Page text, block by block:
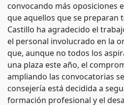
convocando más oposiciones
que aquellos que se preparan
Castillo ha agradecido el
el personal involucrado en la
que, aunque no todos los
una plaza este año, el
ampliando las convocatorias
consejería está decidida a
formación profesional y el